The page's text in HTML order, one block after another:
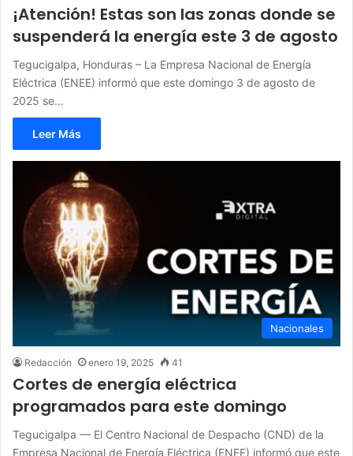
¡Atención! Estas son las zonas donde se
suspenderá la energía este 3 de agosto
Tegucigalpa, Honduras – La Empresa Nacional de Energía
Eléctrica (ENEE) informó que este domingo 3 de agosto de
2025 se…
Leer Más
Nacionales
Redacción enero 19, 2025 41
Cortes de energía eléctrica
programados para este domingo
Tegucigalpa — El Centro Nacional de Despacho (CND) de la
Empresa Nacional de Energía Eléctrica (ENEE) informó que este